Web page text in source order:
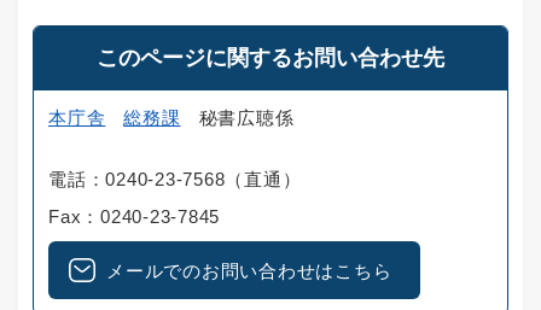
このページに関するお問い合わせ先
本庁舎 総務課 秘書広聴係
電話：0240-23-7568（直通）
Fax：0240-23-7845
メールでのお問い合わせはこちら